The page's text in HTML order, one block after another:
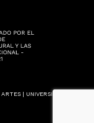
| UNIVERSIDAD DE